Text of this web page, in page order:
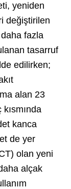
yeniden
değiştirilen
fazla
tasarruf
edilirken;
alan 23
kanca
de yer
olan yeni
alçak